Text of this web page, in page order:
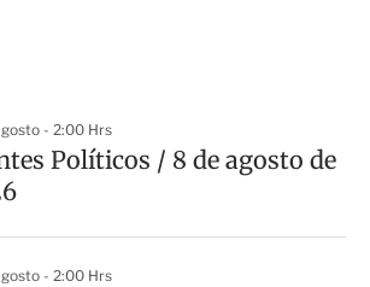
- 2:00 Hrs
Políticos / 8 de agosto de
- 2:00 Hrs